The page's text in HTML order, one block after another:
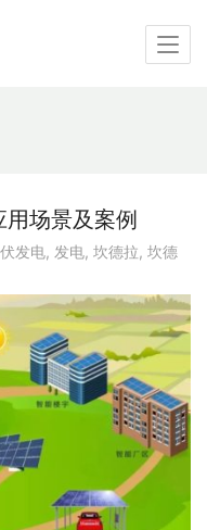
场景及案例
发电, 发电, 坎德拉, 坎德